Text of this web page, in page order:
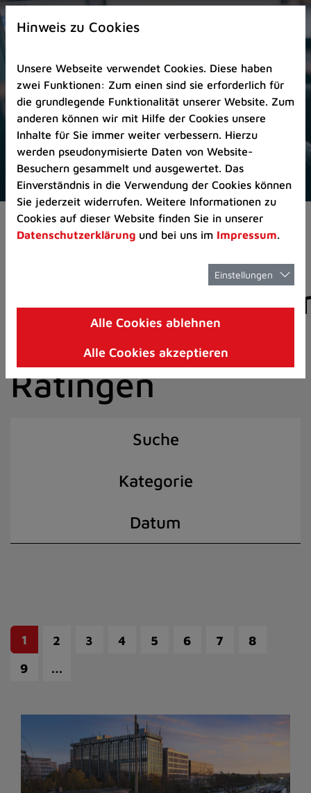
Zur
Startseite
Zum
Seitenanfang
springen
(Schnelltaste
A)
Zur
Navigation/Menü
springen
(Schnelltaste
M)
Zur
8)
I)
Aktuelles Pressemitteilungen
der Stadt
Ratingen
Suche
Kategorie
Datum
1 2 3 4 5 6 7
8
9
…
Hinweis zu Cookies
Unsere Webseite verwendet Cookies. Diese haben
zwei Funktionen: Zum einen sind sie erforderlich für
die grundlegende Funktionalität unserer Website. Zum
anderen können wir mit Hilfe der Cookies unsere
Inhalte für Sie immer weiter verbessern. Hierzu
werden pseudonymisierte Daten von Website-
Besuchern gesammelt und ausgewertet. Das
Einverständnis in die Verwendung der Cookies können
Sie jederzeit widerrufen. Weitere Informationen zu
Cookies auf dieser Website finden Sie in unserer
Datenschutzerklärung und bei uns im Impressum.
Einstellungen
Alle Cookies ablehnen
Alle Cookies akzeptieren